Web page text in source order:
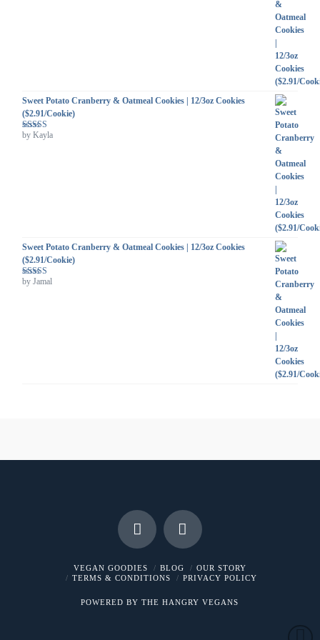
Sweet Potato Cranberry & Oatmeal Cookies | 12/3oz Cookies
($2.91/Cookie)
Rated5out
by Kayla
Sweet Potato Cranberry & Oatmeal Cookies | 12/3oz Cookies
($2.91/Cookie)
Rated5out
by Jamal
VEGAN GOODIES BLOG
OUR STORY
TERMS & CONDITIONS
PRIVACY POLICY
POWERED BY THE HANGRY VEGANS